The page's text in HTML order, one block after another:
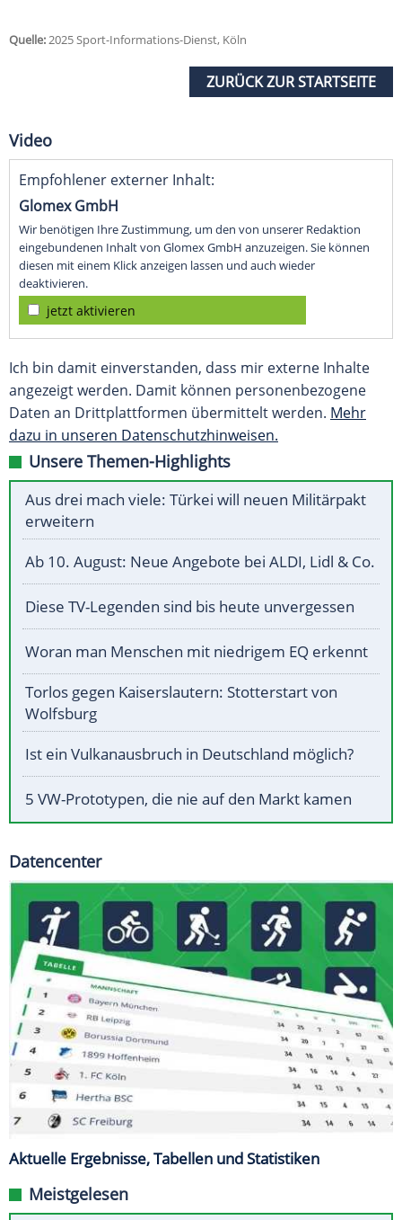
Quelle:2025 Sport-Informations-Dienst, Köln
ZURÜCK ZUR STARTSEITE
Video
Empfohlener externer Inhalt:
Glomex GmbH
Wir benötigen Ihre Zustimmung, um den von unserer Redaktion
eingebundenen Inhalt von Glomex GmbH anzuzeigen. Sie können
diesen mit einem Klick anzeigen lassen und auch wieder
deaktivieren.
jetzt aktivieren
Ich bin damit einverstanden, dass mir externe Inhalte
angezeigt werden. Damit können personenbezogene
Daten an Drittplattformen übermittelt werden. Mehr
dazu in unseren Datenschutzhinweisen.
Unsere Themen-Highlights
Aus drei mach viele: Türkei will neuen Militärpakt
erweitern
Ab 10. August: Neue Angebote bei ALDI, Lidl & Co.
Diese TV-Legenden sind bis heute unvergessen
Woran man Menschen mit niedrigem EQ erkennt
Torlos gegen Kaiserslautern: Stotterstart von
Wolfsburg
Ist ein Vulkanausbruch in Deutschland möglich?
5 VW-Prototypen, die nie auf den Markt kamen
Datencenter
Aktuelle Ergebnisse, Tabellen und Statistiken
Meistgelesen